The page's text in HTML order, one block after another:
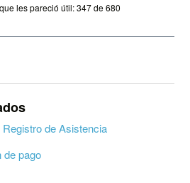
les pareció útil: 347 de 680
de Asistencia
de pago